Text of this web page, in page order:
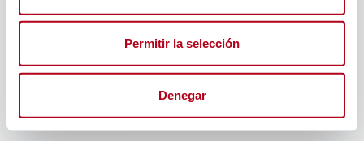
Permitir la selección
Denegar